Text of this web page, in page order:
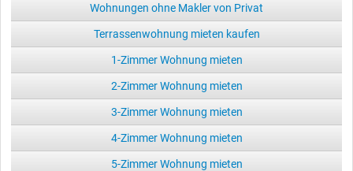
Wohnungen ohne Makler von Privat
Terrassenwohnung mieten kaufen
1-Zimmer Wohnung mieten
2-Zimmer Wohnung mieten
3-Zimmer Wohnung mieten
4-Zimmer Wohnung mieten
5-Zimmer Wohnung mieten